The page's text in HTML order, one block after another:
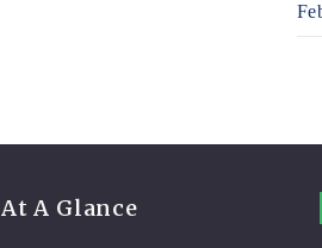
At A Glance